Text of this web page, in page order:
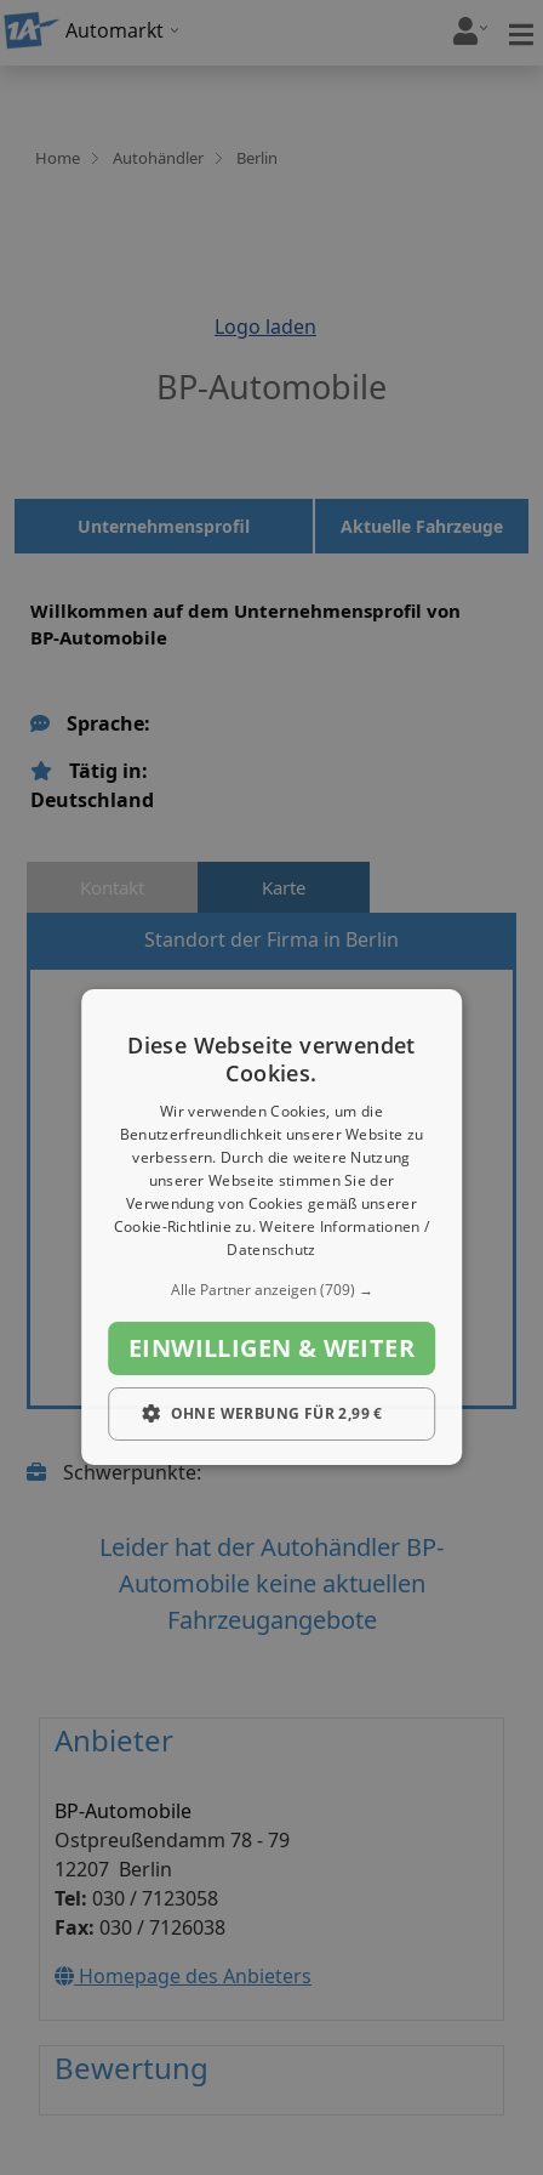
Automarkt
Home Autohändler Berlin
Logo laden
BP-Automobile
Unternehmensprofil Aktuelle Fahrzeuge
Willkommen auf dem Unternehmensprofil von
BP-Automobile
Sprache:
Tätig in:
Deutschland
Kontakt Karte
Standort der Firma in Berlin
Schwerpunkte:
Leider hat der Autohändler BP-
Automobile keine aktuellen
Fahrzeugangebote
Anbieter
BP-Automobile
Ostpreußendamm 78 - 79
12207 Berlin
Tel: 030 / 7123058
Fax: 030 / 7126038
Homepage des Anbieters
Bewertung
Diese Webseite verwendet
Cookies.
Wir verwenden Cookies, um die
Benutzerfreundlichkeit unserer Website zu
verbessern. Durch die weitere Nutzung
unserer Webseite stimmen Sie der
Verwendung von Cookies gemäß unserer
Cookie-Richtlinie zu.Weitere Informationen /
Datenschutz
Alle Partner anzeigen(709) →
EINWILLIGEN & WEITER
OHNE WERBUNG FÜR 2,99 €